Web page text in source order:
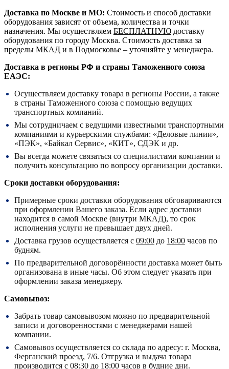
Доставка по Москве и МО: Стоимость и способ доставки
оборудования зависят от объема, количества и точки
назначения. Мы осуществляем БЕСПЛАТНУЮ доставку
оборудования по городу Москва. Стоимость доставка за
пределы МКАД и в Подмосковье – уточняйте у менеджера.
Доставка в регионы РФ и страны Таможенного союза
ЕАЭС:
Осуществляем доставку товара в регионы России, а также
в страны Таможенного союза с помощью ведущих
транспортных компаний.
Мы сотрудничаем с ведущими известными транспортными
компаниями и курьерскими службами: «Деловые линии»,
«ПЭК», «Байкал Сервис», «КИТ», СДЭК и др.
Вы всегда можете связаться со специалистами компании и
получить консультацию по вопросу организации доставки.
Сроки доставки оборудования:
Примерные сроки доставки оборудования обговариваются
при оформлении Вашего заказа. Если адрес доставки
находится в самой Москве (внутри МКАД), то срок
исполнения услуги не превышает двух дней.
Доставка грузов осуществляется с 09:00 до 18:00 часов по
будням.
По предварительной договорённости доставка может быть
организована в иные часы. Об этом следует указать при
оформлении заказа менеджеру.
Самовывоз:
Забрать товар самовывозом можно по предварительной
записи и договоренностями с менеджерами нашей
компании.
Самовывоз осуществляется со склада по адресу: г. Москва,
Ферганский проезд, 7/6. Отгрузка и выдача товара
производится с 08:30 до 18:00 часов в будние дни.